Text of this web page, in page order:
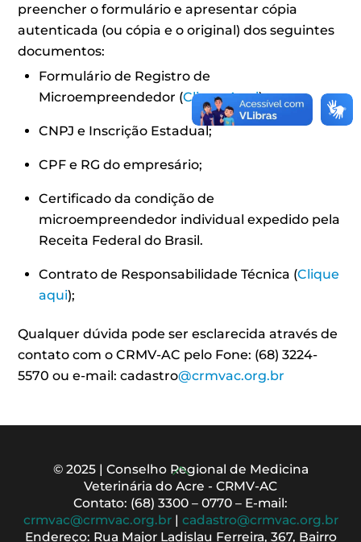
preencher o formulário e apresentar cópia
autenticada (ou cópia e o original) dos seguintes
documentos:
Formulário de Registro de
Microempreendedor (Clique Aqui);
CNPJ e Inscrição Estadual;
CPF e RG do empresário;
Certificado da condição de
microempreendedor individual expedido pela
Receita Federal do Brasil.
Contrato de Responsabilidade Técnica (Clique
aqui);
Qualquer dúvida pode ser esclarecida através de
contato com o CRMV-AC pelo Fone: (68) 3224-
5570 ou e-mail: cadastro@crmvac.org.br
Back
To
Top
© 2025 | Conselho Regional de Medicina
Veterinária do Acre - CRMV-AC
Contato: (68) 3300 – 0770 – E-mail:
crmvac@crmvac.org.br| cadastro@crmvac.org.br
Endereço: Rua Major Ladislau Ferreira, 367, Bairro